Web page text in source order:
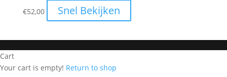
€52,00 Snel Bekijken
Cart
Your cart is empty! Return to shop